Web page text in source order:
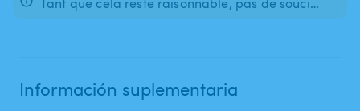
Información suplementaria